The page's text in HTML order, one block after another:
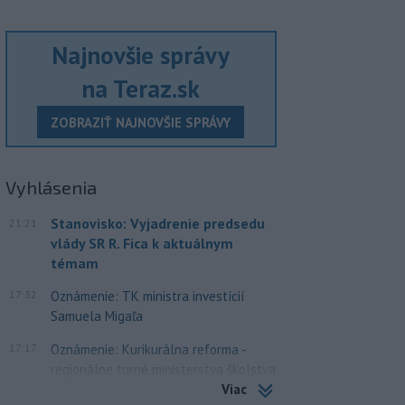
Najnovšie správy
na Teraz.sk
ZOBRAZIŤ NAJNOVŠIE SPRÁVY
Vyhlásenia
21:21
Stanovisko: Vyjadrenie predsedu
vlády SR R. Fica k aktuálnym
témam
17:32
Oznámenie: TK ministra investícií
Samuela Migaľa
Oznámenie: Kurikurálna reforma -
regionálne turné ministerstva školstva
Viac